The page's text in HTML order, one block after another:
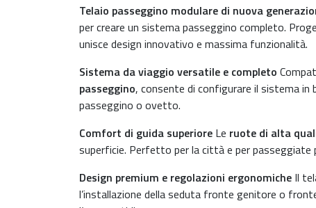
Telaio passeggino modulare di nuova
per creare un sistema passeggino completo.
unisce design innovativo e massima funzionalità.
Sistema da viaggio versatile e completo
passeggino, consente di configurare il sistema in
passeggino o ovetto.
Comfort di guida superiore Le ruote di alta
superficie. Perfetto per la città e per
Design premium e regolazioni ergonomiche Il
l’installazione della seduta fronte genitore o